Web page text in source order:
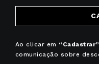
Ao clicar em “Cadastrar”
comunicação sobre